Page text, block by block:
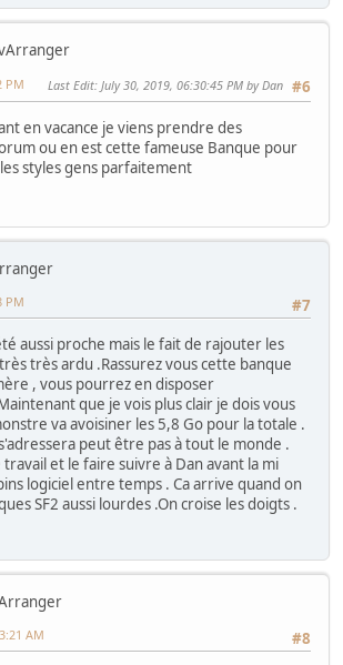
#6
PM Last Edit: July 30, 2019, 06:30:45 PM by Dan
en vacance je viens prendre des
ou en est cette fameuse Banque pour
styles gens parfaitement
#7
PM
aussi proche mais le fait de rajouter les
très ardu .Rassurez vous cette banque
, vous pourrez en disposer
que je vois plus clair je dois vous
va avoisiner les 5,8 Go pour la totale .
peut être pas à tout le monde .
et le faire suivre à Dan avant la mi
logiciel entre temps . Ca arrive quand on
SF2 aussi lourdes .On croise les doigts .
#8
AM